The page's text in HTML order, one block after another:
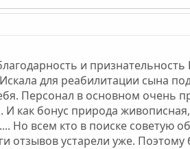
и
для реабилитации сына
Персонал в основном очень
как бонус природа
Но всем кто в поиске советую
отзывов устарели уже. Поэтому